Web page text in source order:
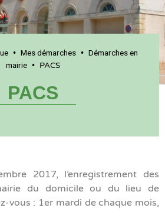
• Mes démarches • Démarches en
mairie • PACS
PACS
2017, l’enregistrement des
du domicile ou du lieu de
vous : 1er mardi de chaque mois,